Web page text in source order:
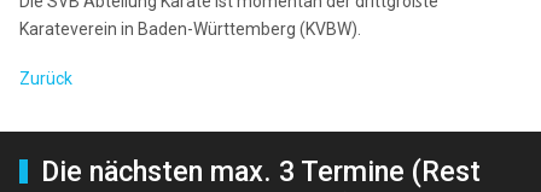
Karateverein in Baden-Württemberg (KVBW).
Zurück
Die nächsten max. 3 Termine (Rest